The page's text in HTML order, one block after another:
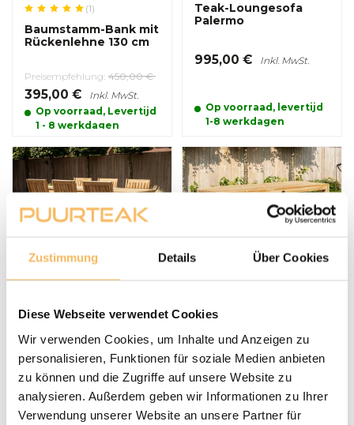
Zustimmung Details Über Cookies
Diese Webseite verwendet Cookies
Wir verwenden Cookies, um Inhalte und Anzeigen zu
personalisieren, Funktionen für soziale Medien anbieten
zu können und die Zugriffe auf unsere Website zu
analysieren. Außerdem geben wir Informationen zu Ihrer
Verwendung unserer Website an unsere Partner für
(1)
Baumstamm-Bank mit
Rückenlehne 130 cm
Preisempfehlung: 450,00 €
395,00 €
Inkl. MwSt.
Op voorraad, Levertijd
1 - 8 werkdagen
Teak-Loungesofa
Palermo
995,00 € Inkl. MwSt.
Op voorraad, levertijd
1-8 werkdagen
Teak Gartenset
Stühlen Torino
vertikal
Preisempfehlung:
2.445,00
2.325,00 €
Inkl. MwSt.
leverbaar, bestel nu
en reserveer alvast uw
cm
995,00 € Inkl. MwSt.
Op voorraad, levertijd
1-8 werkdagen